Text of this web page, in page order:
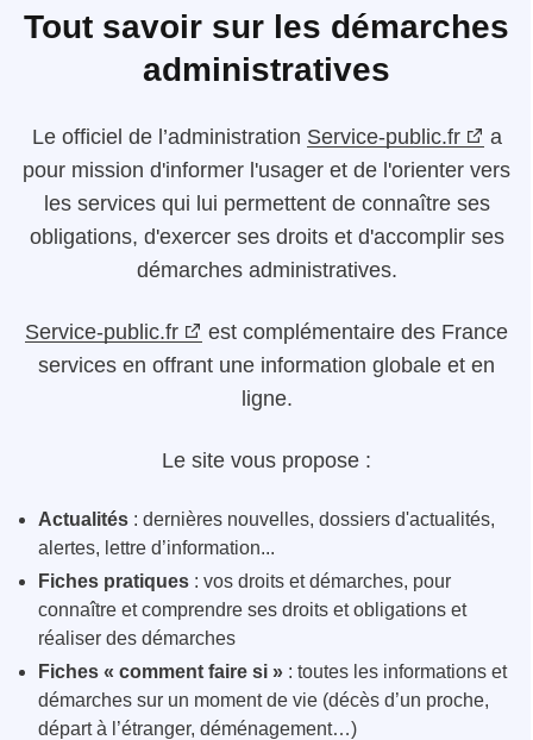
Tout savoir sur les démarches
administratives
Le officiel de l’administration Service-public.fr
a
pour mission d'informer l'usager et de l'orienter vers
les services qui lui permettent de connaître ses
obligations, d'exercer ses droits et d'accomplir ses
démarches administratives.
Service-public.fr
est complémentaire des France
services en offrant une information globale et en
ligne.
Le site vous propose :
Actualités : dernières nouvelles, dossiers d'actualités,
alertes, lettre d’information...
Fiches pratiques : vos droits et démarches, pour
connaître et comprendre ses droits et obligations et
réaliser des démarches
Fiches « comment faire si » : toutes les informations et
démarches sur un moment de vie (décès d’un proche,
départ à l’étranger, déménagement…)